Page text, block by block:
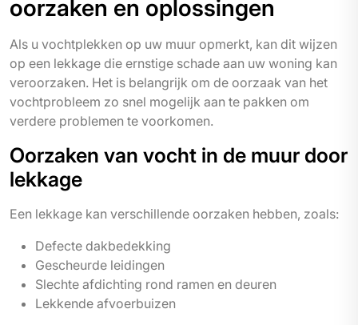
oorzaken en oplossingen
Als u vochtplekken op uw muur opmerkt, kan dit wijzen
op een lekkage die ernstige schade aan uw woning kan
veroorzaken. Het is belangrijk om de oorzaak van het
vochtprobleem zo snel mogelijk aan te pakken om
verdere problemen te voorkomen.
Oorzaken van vocht in de muur door
lekkage
Een lekkage kan verschillende oorzaken hebben, zoals:
Defecte dakbedekking
Gescheurde leidingen
Slechte afdichting rond ramen en deuren
Lekkende afvoerbuizen